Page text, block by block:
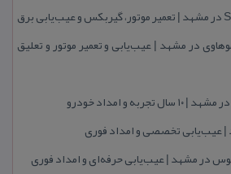
در مشهد | عیب‌یابی و تعمیر موتور و تعلیق
و امداد خودرو
| عیب‌یابی تخصصی و امداد فوری
در مشهد | عیب‌یابی حرفه‌ای و امداد فوری